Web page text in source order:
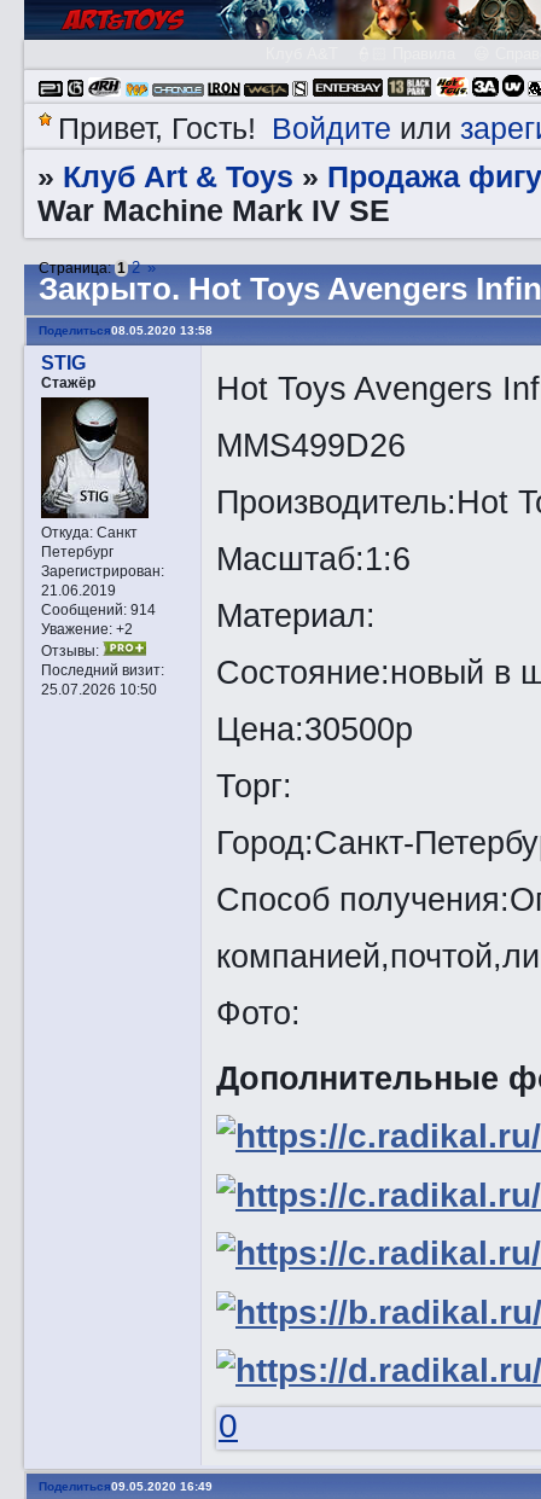
Привет, Гость! Войдите или
» Клуб Art & Toys » Продажа
War Machine Mark IV SE
Закрытo. Hot Toys Avengers
Страница:1 2 »
Поделиться08.05.2020 13:58
STIG
Стажёр
Откуда:Санкт
Петербург
Зарегистрирован:
21.06.2019
Сообщений:914
Уважение: +2
Отзывы:
Последний визит:
25.07.2026 10:50
Hot Toys Avengers
MMS499D26
Производитель:Hot
Масштаб:1:6
Материал:
Состояние:новый в
Цена:30500р
Торг:
Город:Санкт-
Способ
Фото:
Дополнительные
0
Поделиться09.05.2020 16:49